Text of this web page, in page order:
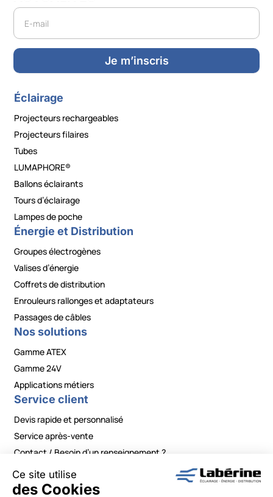
Newsletter
Je m’inscris
Éclairage
Projecteurs rechargeables
Projecteurs filaires
Tubes
LUMAPHORE®
Ballons éclairants
Tours d’éclairage
Lampes de poche
Énergie et Distribution
Groupes électrogènes
Valises d’énergie
Coffrets de distribution
Enrouleurs rallonges et adaptateurs
Passages de câbles
Nos solutions
Gamme ATEX
Gamme 24V
Applications métiers
Service client
Devis rapide et personnalisé
Service après-vente
Contact / Besoin d’un renseignement ?